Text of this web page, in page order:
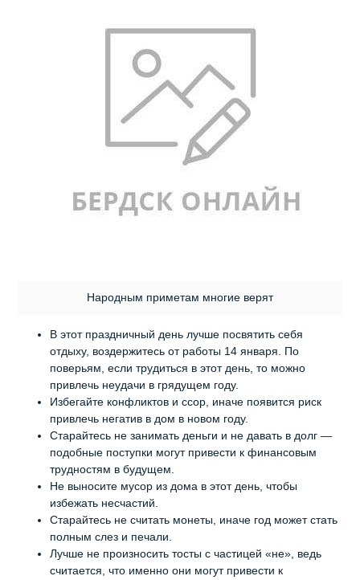
Народным приметам многие верят
В этот праздничный день лучше посвятить себя
отдыху, воздержитесь от работы 14 января. По
поверьям, если трудиться в этот день, то можно
привлечь неудачи в грядущем году.
Избегайте конфликтов и ссор, иначе появится риск
привлечь негатив в дом в новом году.
Старайтесь не занимать деньги и не давать в долг —
подобные поступки могут привести к финансовым
трудностям в будущем.
Не выносите мусор из дома в этот день, чтобы
избежать несчастий.
Старайтесь не считать монеты, иначе год может стать
полным слез и печали.
Лучше не произносить тосты с частицей «не», ведь
считается, что именно они могут привести к